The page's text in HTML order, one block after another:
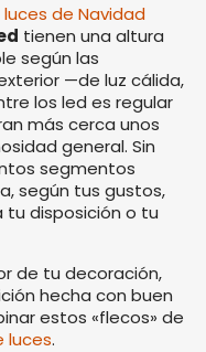
luces de Navidad
tienen una altura
según las
—de luz cálida,
los led es regular
más cerca unos
general. Sin
segmentos
según tus gustos,
disposición o tu
de tu decoración,
hecha con buen
estos «flecos» de
luces.